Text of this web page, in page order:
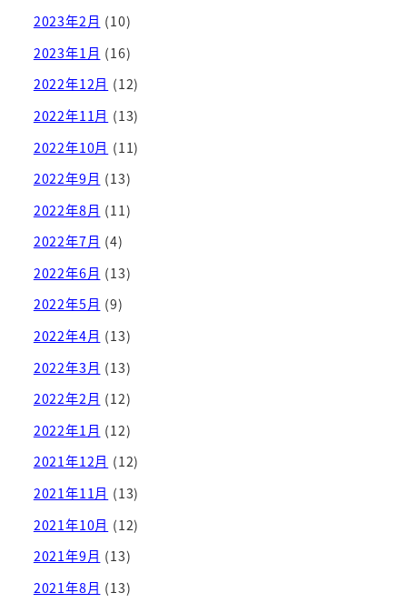
2023年2月 (10)
2023年1月 (16)
2022年12月 (12)
2022年11月 (13)
2022年10月 (11)
2022年9月 (13)
2022年8月 (11)
2022年7月 (4)
2022年6月 (13)
2022年5月 (9)
2022年4月 (13)
2022年3月 (13)
2022年2月 (12)
2022年1月 (12)
2021年12月 (12)
2021年11月 (13)
2021年10月 (12)
2021年9月 (13)
2021年8月 (13)